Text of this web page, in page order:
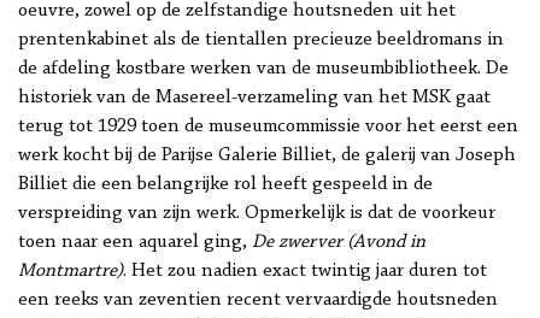
oeuvre, zowel op de zelfstandige houtsneden uit het
prentenkabinet als de tientallen precieuze beeldromans in
de afdeling kostbare werken van de museumbibliotheek. De
historiek van de Masereel-verzameling van het MSK gaat
terug tot 1929 toen de museumcommissie voor het eerst een
werk kocht bij de Parijse Galerie Billiet, de galerij van Joseph
Billiet die een belangrijke rol heeft gespeeld in de
verspreiding van zijn werk. Opmerkelijk is dat de voorkeur
toen naar een aquarel ging, De zwerver (Avond in
Montmartre). Het zou nadien exact twintig jaar duren tot
een reeks van zeventien recent vervaardigde houtsneden